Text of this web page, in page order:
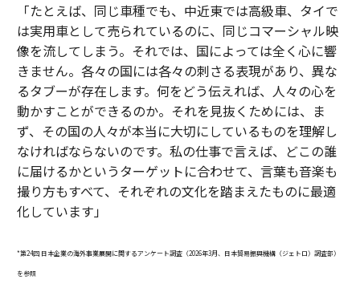
「たとえば、同じ車種でも、中近東では高級車、タイで
は実用車として売られているのに、同じコマーシャル映
像を流してしまう。それでは、国によっては全く心に響
きません。各々の国には各々の刺さる表現があり、異な
るタブーが存在します。何をどう伝えれば、人々の心を
動かすことができるのか。それを見抜くためには、ま
ず、その国の人々が本当に大切にしているものを理解し
なければならないのです。私の仕事で言えば、どこの誰
に届けるかというターゲットに合わせて、言葉も音楽も
撮り方もすべて、それぞれの文化を踏まえたものに最適
化しています」
*第24回 日本企業の海外事業展開に関するアンケート調査（2026年3月、日本貿易振興機構（ジェトロ）調査部）
を参照